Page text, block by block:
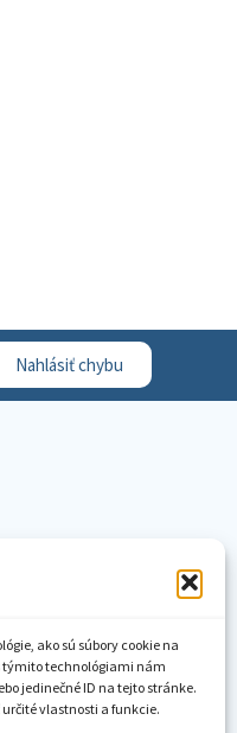
ako sú súbory cookie na
týmito technológiami nám
jedinečné ID na tejto stránke.
vlastnosti a funkcie.
Nahlásiť chybu